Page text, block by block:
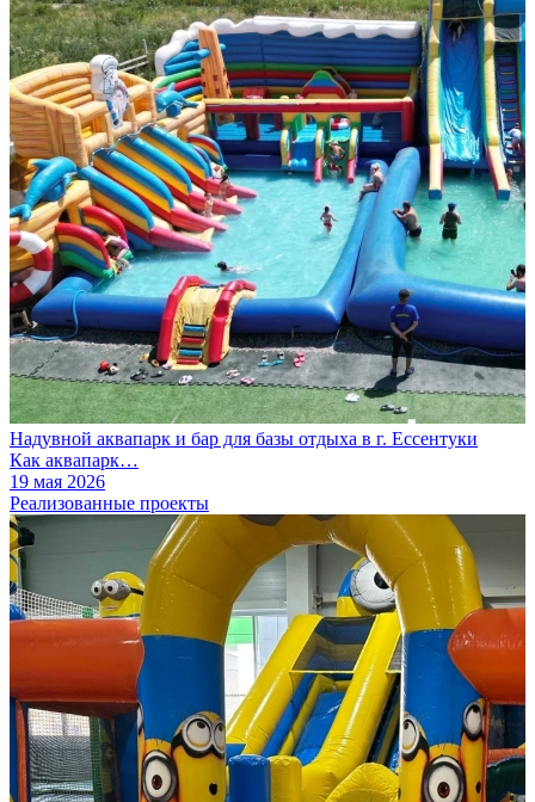
Надувной аквапарк и бар для базы отдыха в г. Ессентуки
Как аквапарк…
19 мая 2026
Реализованные проекты